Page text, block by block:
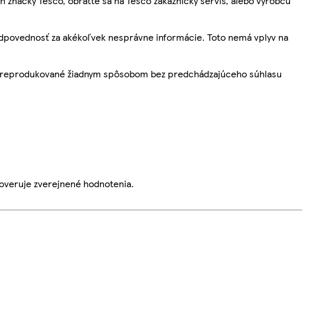
za akékoľvek nesprávne informácie. Toto nemá vplyv na
žiadnym spôsobom bez predchádzajúceho súhlasu
zverejnené hodnotenia.